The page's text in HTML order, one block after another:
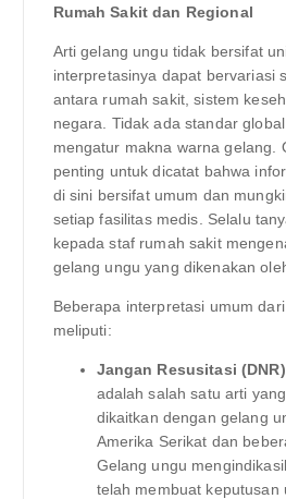
Rumah Sakit dan Regional
Arti gelang ungu tidak bersifat
interpretasinya dapat bervariasi
antara rumah sakit, sistem
negara. Tidak ada standar
mengatur makna warna gelang.
penting untuk dicatat bahwa
di sini bersifat umum dan
setiap fasilitas medis. Selalu
kepada staf rumah sakit
gelang ungu yang dikenakan
Beberapa interpretasi umum
meliputi:
Jangan Resusitasi
adalah salah satu arti
dikaitkan dengan gelang
Amerika Serikat dan
Gelang ungu
telah membuat keputusan